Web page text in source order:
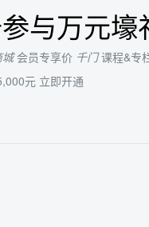
与万元壕
城会员专享价 千门课程&专
元 立即开通